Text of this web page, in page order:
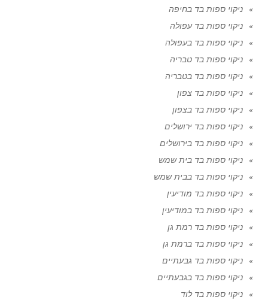
ניקוי ספות בד בחיפה
ניקוי ספות בד עפולה
ניקוי ספות בד בעפולה
ניקוי ספות בד טבריה
ניקוי ספות בד בטבריה
ניקוי ספות בד צפון
ניקוי ספות בד בצפון
ניקוי ספות בד ירושלים
ניקוי ספות בד בירושלים
ניקוי ספות בד בית שמש
ניקוי ספות בד בבית שמש
ניקוי ספות בד מודיעין
ניקוי ספות בד במודיעין
ניקוי ספות בד רמת גן
ניקוי ספות בד ברמת גן
ניקוי ספות בד גבעתיים
ניקוי ספות בד בגבעתיים
ניקוי ספות בד לוד